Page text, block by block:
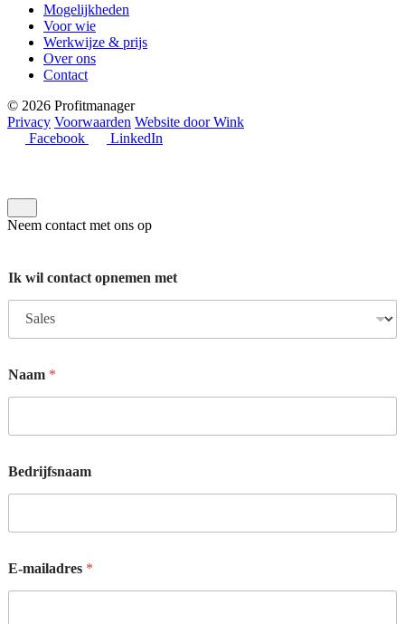
Mogelijkheden
Voor wie
Werkwijze & prijs
Over ons
Contact
© 2026 Profitmanager
Privacy Voorwaarden Website door Wink
Facebook
LinkedIn
Neem contact met ons op
Ik wil contact opnemen met
Naam *
Bedrijfsnaam
E-mailadres *